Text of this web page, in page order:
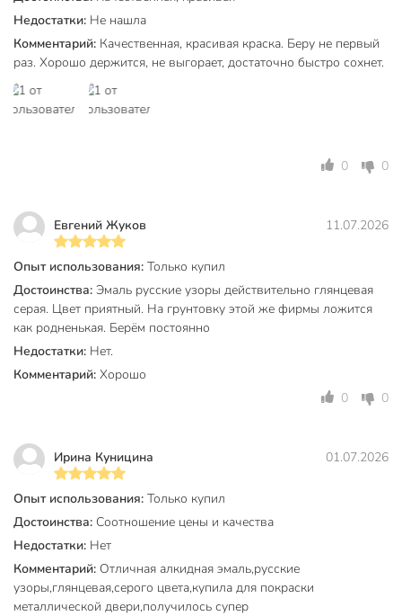
Особенности
Тип поверхности
металл
Возможность колеровки
без возможности
Разбавитель
сольвент
уайт-спирит
Марка эмали
Срок годности, мес
Вес в упаковке
Габариты упаковки
Недостатки: Не нашла
Комментарий: Качественная, красивая краска. Беру не первый
раз. Хорошо держится, не выгорает, достаточно быстро сохнет.
0 0
Евгений Жуков 11.07.2026
Опыт использования: Только купил
Достоинства: Эмаль русские узоры действительно глянцевая
серая. Цвет приятный. На грунтовку этой же фирмы ложится
как родненькая. Берём постоянно
Недостатки: Нет.
Комментарий: Хорошо
0
0
Ирина Куницина 01.07.2026
Опыт использования: Только купил
Достоинства: Соотношение цены и качества
Недостатки: Нет
Комментарий: Отличная алкидная эмаль,русские
узоры,глянцевая,серого цвета,купила для покраски
металлической двери,получилось супер